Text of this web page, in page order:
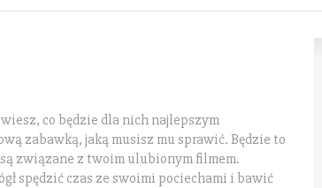
co będzie dla nich najlepszym
zabawką, jaką musisz mu sprawić. Będzie to
związane z twoim ulubionym filmem.
spędzić czas ze swoimi pociechami i bawić